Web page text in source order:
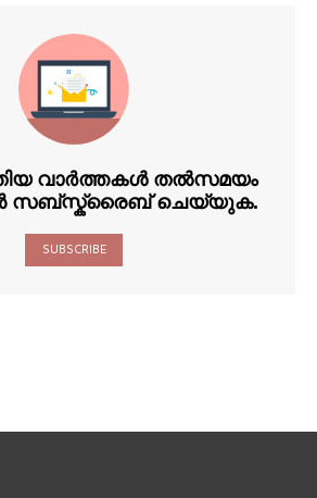
വാർത്തകൾ തൽസമയം
സബ്സ്ക്രൈബ് ചെയ്യുക.
SUBSCRIBE